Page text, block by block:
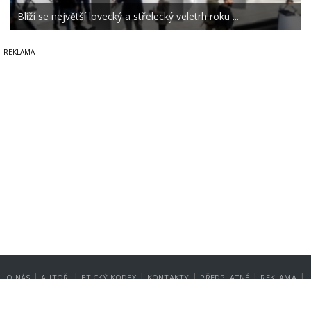
Blíží se největší lovecký a střelecký veletrh roku ...
O NÁS | AUTOŘI | ETICKÝ KODEX | KONTAKTY | PŘEDPLATNÉ | REKLAMA |